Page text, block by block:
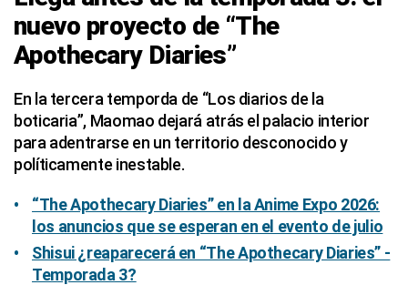
nuevo proyecto de “The
Apothecary Diaries”
En la tercera temporda de “Los diarios de la
boticaria”, Maomao dejará atrás el palacio interior
para adentrarse en un territorio desconocido y
políticamente inestable.
“The Apothecary Diaries” en la Anime Expo 2026:
los anuncios que se esperan en el evento de julio
Shisui ¿reaparecerá en “The Apothecary Diaries” -
Temporada 3?